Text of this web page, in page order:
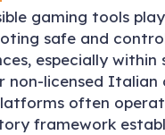
gaming tools
safe and
especially within
non-licensed Italian
often
framework